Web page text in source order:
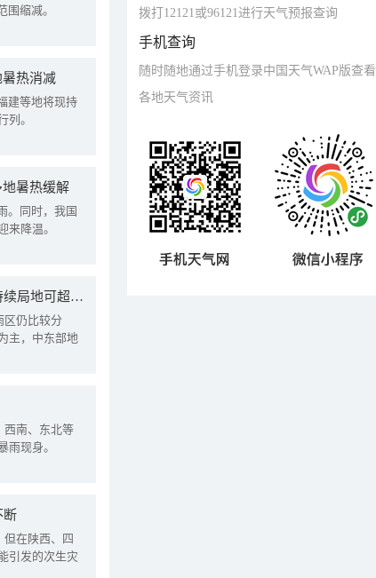
缩减。
热消减
建等地将现持
列。
暑热缓解
。同时，我国
来降温。
我国降雨强度进一步减弱 中东部大范围桑拿天持续局地可超38℃
区仍比较分
主，中东部地
西南、东北等
雨现身。
断
在陕西、四
引发的次生灾
拨打12121或96121进行天气预报查询
手机查询
随时随地通过手机登录中国天气WAP版查看
各地天气资讯